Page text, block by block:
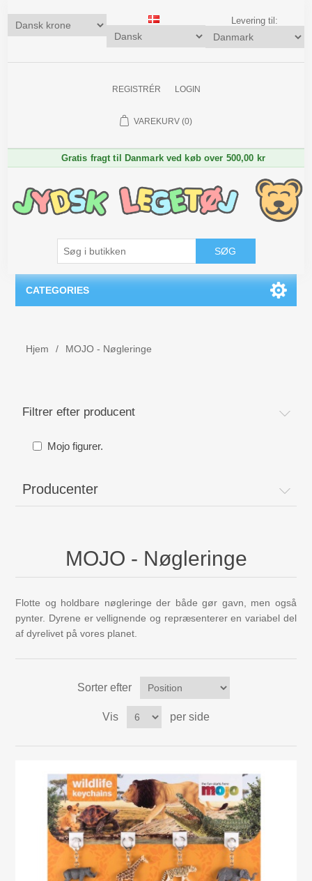
Levering til:
REGISTRÉR LOGIN
VAREKURV (0)
Gratis fragt til Danmark ved køb over 500,00 kr
SØG
CATEGORIES
MOJO - Nøgleringe
Bog - Kira fejrer jul i Danmark
Dåbsgave - Barselsgave
Børnesenge
Mojo Dyr
Aktivitets Legetøj til børn, 0-3 år
Bamser og tøjdyr
Dukkehuse, bondegård, tilbehør
Dukker og tilbehør
Børnebøger
Hjem / MOJO - Nøgleringe
Filtrer efter producent
Mojo figurer.
Producenter
MOJO - Nøgleringe
Flotte og holdbare nøgleringe der både gør gavn, men også
pynter. Dyrene er vellignende og repræsenterer en variabel del
af dyrelivet på vores planet.
Sorter efter
Vis per side